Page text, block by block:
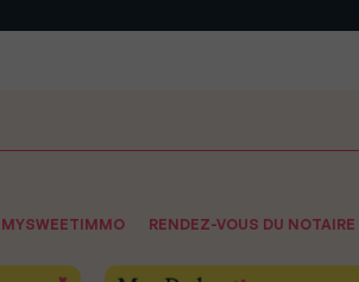
RENDEZ-VOUS DU NOTAIRE